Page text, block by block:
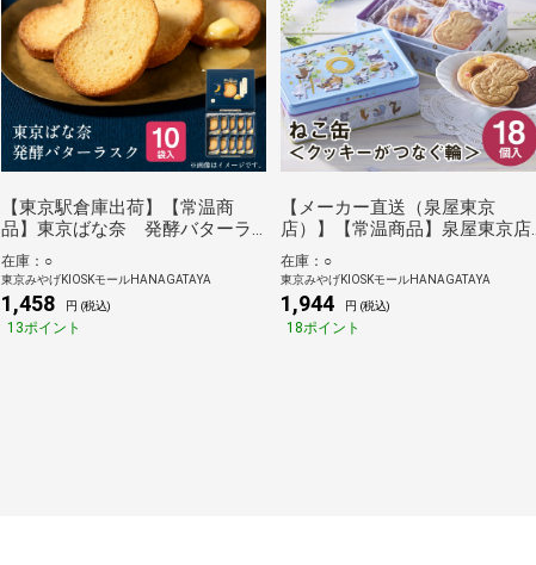
【東京駅倉庫出荷】【常温商
品】東京ばな奈 発酵バターラ
スク 10袋入
在庫：○
東京みやげKIOSKモールHANAGATAYA
1,458 円 (税込)
13ポイント
【メーカー直送（泉屋東京
店）】【常温商品】泉屋東京店
ねこ缶＜クッキーがつなぐ輪＞ 6
種18個入
在庫：○
東京みやげKIOSKモールHANAGATAYA
1,944 円 (税込)
18ポイント